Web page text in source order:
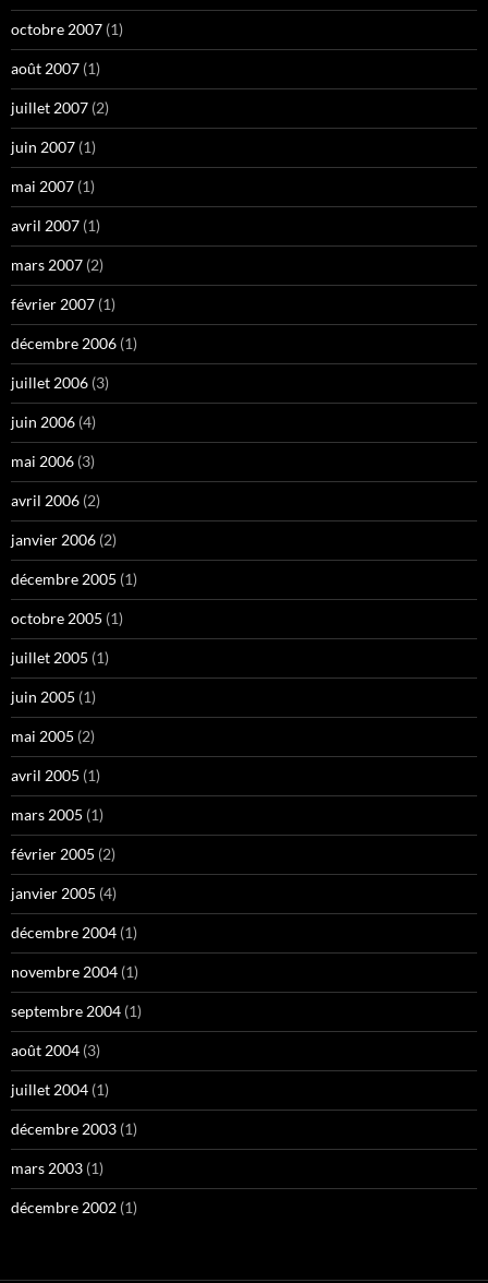
octobre 2007 (1)
août 2007 (1)
juillet 2007 (2)
juin 2007 (1)
mai 2007 (1)
avril 2007 (1)
mars 2007 (2)
février 2007 (1)
décembre 2006 (1)
juillet 2006 (3)
juin 2006 (4)
mai 2006 (3)
avril 2006 (2)
janvier 2006 (2)
décembre 2005 (1)
octobre 2005 (1)
juillet 2005 (1)
juin 2005 (1)
mai 2005 (2)
avril 2005 (1)
mars 2005 (1)
février 2005 (2)
janvier 2005 (4)
décembre 2004 (1)
novembre 2004 (1)
septembre 2004 (1)
août 2004 (3)
juillet 2004 (1)
décembre 2003 (1)
mars 2003 (1)
décembre 2002 (1)